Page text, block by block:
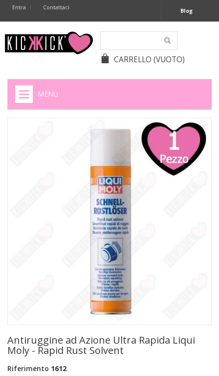
Entra Contattaci Blog
CARRELLO (VUOTO)
MENU
+
BATTERIE APPARECCHI ACUSTICI
PRODOTTI MONOUSO E TNT
FAI DA TE
AUTO E MOTO
Antiruggine ad Azione Ultra Rapida Liqui
Moly - Rapid Rust Solvent
Riferimento 1612